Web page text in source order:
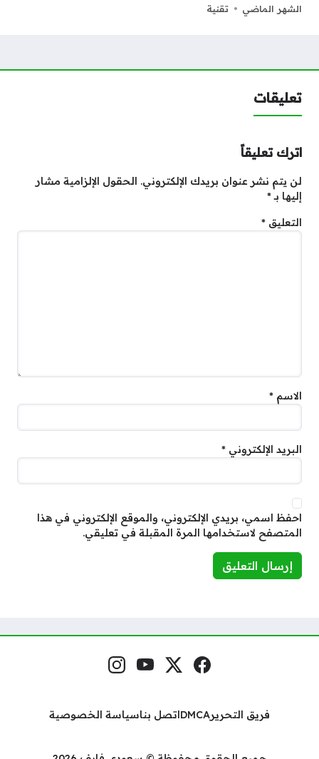
الشهر الماضي تقنية
تعليقات
اترك تعليقاً
لن يتم نشر عنوان بريدك الإلكتروني. الحقول الإلزامية مشار
إليها بـ*
التعليق *
الاسم *
البريد الإلكتروني *
احفظ اسمي، بريدي الإلكتروني، والموقع الإلكتروني في هذا
المتصفح لاستخدامها المرة المقبلة في تعليقي.
مواقع التواصل فيسبوكمنصة إكس
يوتيوبإنستغرام
فريق التحريرDMCAاتصل بناسياسة الخصوصية